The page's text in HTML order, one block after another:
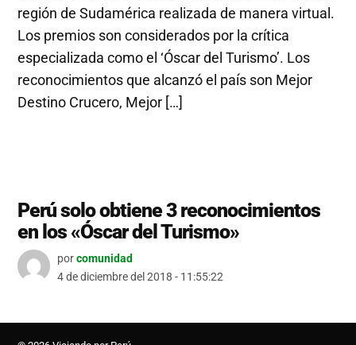
región de Sudamérica realizada de manera virtual.
Los premios son considerados por la crítica
especializada como el ‘Óscar del Turismo’. Los
reconocimientos que alcanzó el país son Mejor
Destino Crucero, Mejor […]
Perú solo obtiene 3 reconocimientos
en los «Óscar del Turismo»
porcomunidad
4 de diciembre del 2018 - 11:55:22